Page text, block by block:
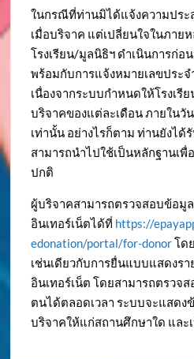
ในกรณีที่ท่านมิได้แจ้งความประ
เมื่อบริจาค แต่เปลี่ยนใจในภาย
โรงเรียน/มูลนิธิฯ ดำเนินการก่อ
พร้อมกับการแจ้งหมายเลขประ
เนื่องจากระบบกำหนดให้โรงเ
บริจาคของแต่ละเดือน ภายในวั
เท่านั้น อย่างไรก็ตาม ท่านยังได้
สามารถนำไปใช้เป็นหลักฐานเ
ปกติ
ผู้บริจาคสามารถตรวจสอบข้อมู
อินเทอร์เน็ตได้ที่ https://
edonation/portal/for-donorโด
เช่นเดียวกับการยื่นแบบแสดงรา
อินเทอร์เน็ต โดยสามารถตรวจ
ตนได้ตลอดเวลา ระบบจะแสดง
บริจาคให้แก่สถานศึกษาใด และ